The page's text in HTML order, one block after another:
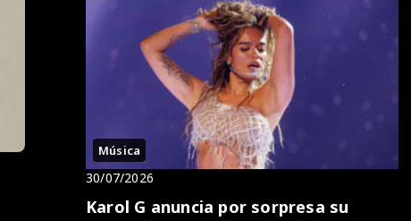
Música
30/07/2026
Karol G anuncia por sorpresa su